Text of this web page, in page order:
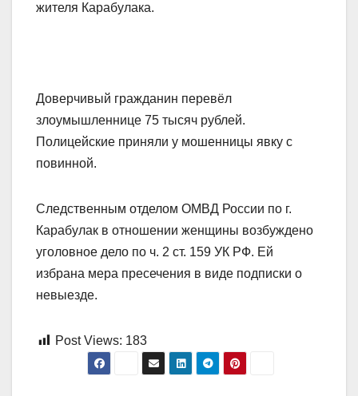
жителя Карабулака.
Доверчивый гражданин перевёл
злоумышленнице 75 тысяч рублей.
Полицейские приняли у мошенницы явку с
повинной.
Следственным отделом ОМВД России по г.
Карабулак в отношении женщины возбуждено
уголовное дело по ч. 2 ст. 159 УК РФ. Ей
избрана мера пресечения в виде подписки о
невыезде.
Post Views: 183